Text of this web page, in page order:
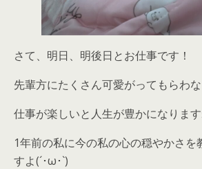
さて、明日、明後日とお仕事です！
先輩方にたくさん可愛がってもらわ
仕事が楽しいと人生が豊かになりま
1年前の私に今の私の心の穏やかさを
すよ(´･ω･`)